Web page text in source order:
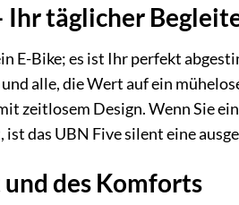
Ihr täglicher
E-Bike; es ist Ihr perfekt
alle, die Wert auf ein
zeitlosem Design. Wenn Sie
das UBN Five silent eine
des Komforts